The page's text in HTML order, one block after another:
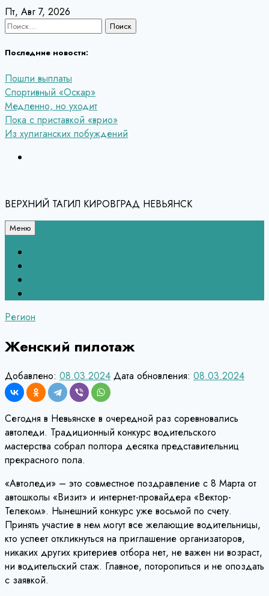
Перейти
к
Пт, Авг 7, 2026
Найти:
Последние новости:
Пошли выплаты
Спортивный «Оскар»
Медленно, но уходит
Пока с приставкой «врио»
Из хулиганских побуждений
ВЕРХНИЙ ТАГИЛ КИРОВГРАД НЕВЬЯНСК
Меню
Регион
Женский пилотаж
Добавлено: 08.03.2024 Дата обновления: 08.03.2024
Сегодня в Невьянске в очередной раз соревновались
автоледи. Традиционный конкурс водительского
мастерства собрал полтора десятка представительниц
прекрасного пола.
«Автоледи» – это совместное поздравление с 8 Марта от
автошколы «Визит» и интернет-провайдера «Вектор-
Телеком». Нынешний конкурс уже восьмой по счету.
Принять участие в нем могут все желающие водительницы,
кто успеет откликнуться на приглашение организаторов,
никаких других критериев отбора нет, не важен ни возраст,
ни водительский стаж. Главное, поторопиться и не опоздать
с заявкой.